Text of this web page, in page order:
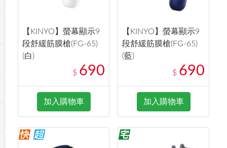
【KINYO】螢幕顯示9
段舒緩筋膜槍(FG-65)
(白)
$ 690
加入購物車
【KINYO】螢幕顯示9
段舒緩筋膜槍(FG-65)
(藍)
$ 690
加入購物車